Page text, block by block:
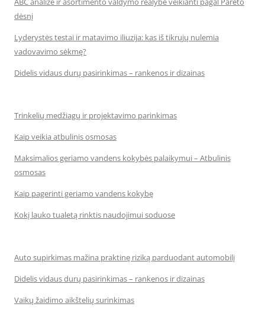
dėsnį
Lyderystės testai ir matavimo iliuzija: kas iš tikrųjų nulemia
vadovavimo sėkmę?
Didelis vidaus durų pasirinkimas – rankenos ir dizainas
Trinkelių medžiagų ir projektavimo parinkimas
Kaip veikia atbulinis osmosas
Maksimalios geriamo vandens kokybės palaikymui – Atbulinis
osmosas
Kaip pagerinti geriamo vandens kokybę
Kokį lauko tualetą rinktis naudojimui soduose
Auto supirkimas mažina praktinę riziką parduodant automobilį
Didelis vidaus durų pasirinkimas – rankenos ir dizainas
Vaikų žaidimo aikštelių surinkimas